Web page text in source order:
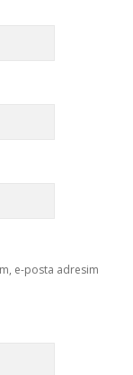
e-posta adresim